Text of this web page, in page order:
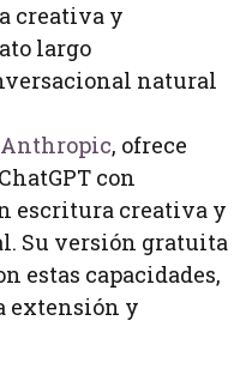
creativa y
largo
natural
Anthropic, ofrece
con
escritura creativa y
Su versión gratuita
estas capacidades,
extensión y